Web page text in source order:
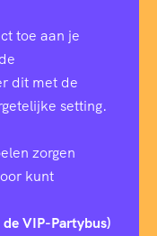
toe aan je
dit met de
setting.
zorgen
kunt
VIP-Partybus)